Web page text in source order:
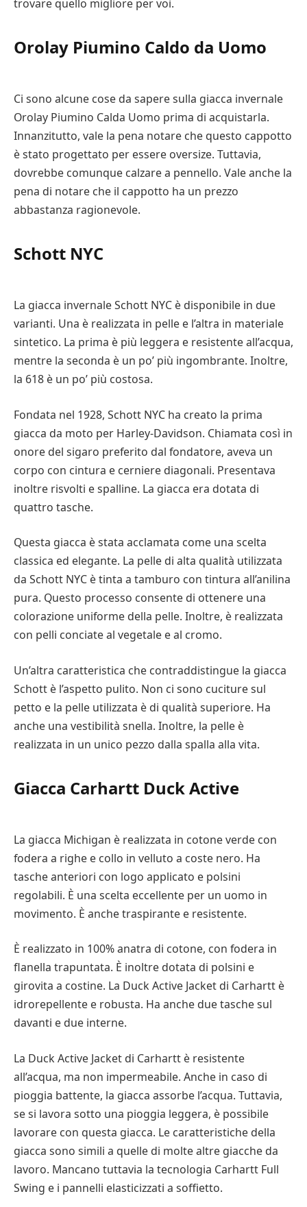
trovare quello migliore per voi.
Orolay Piumino Caldo da Uomo
Ci sono alcune cose da sapere sulla giacca invernale
Orolay Piumino Calda Uomo prima di acquistarla.
Innanzitutto, vale la pena notare che questo cappotto
è stato progettato per essere oversize. Tuttavia,
dovrebbe comunque calzare a pennello. Vale anche la
pena di notare che il cappotto ha un prezzo
abbastanza ragionevole.
Schott NYC
La giacca invernale Schott NYC è disponibile in due
varianti. Una è realizzata in pelle e l’altra in materiale
sintetico. La prima è più leggera e resistente all’acqua,
mentre la seconda è un po’ più ingombrante. Inoltre,
la 618 è un po’ più costosa.
Fondata nel 1928, Schott NYC ha creato la prima
giacca da moto per Harley-Davidson. Chiamata così in
onore del sigaro preferito dal fondatore, aveva un
corpo con cintura e cerniere diagonali. Presentava
inoltre risvolti e spalline. La giacca era dotata di
quattro tasche.
Questa giacca è stata acclamata come una scelta
classica ed elegante. La pelle di alta qualità utilizzata
da Schott NYC è tinta a tamburo con tintura all’anilina
pura. Questo processo consente di ottenere una
colorazione uniforme della pelle. Inoltre, è realizzata
con pelli conciate al vegetale e al cromo.
Un’altra caratteristica che contraddistingue la giacca
Schott è l’aspetto pulito. Non ci sono cuciture sul
petto e la pelle utilizzata è di qualità superiore. Ha
anche una vestibilità snella. Inoltre, la pelle è
realizzata in un unico pezzo dalla spalla alla vita.
Giacca Carhartt Duck Active
La giacca Michigan è realizzata in cotone verde con
fodera a righe e collo in velluto a coste nero. Ha
tasche anteriori con logo applicato e polsini
regolabili. È una scelta eccellente per un uomo in
movimento. È anche traspirante e resistente.
È realizzato in 100% anatra di cotone, con fodera in
flanella trapuntata. È inoltre dotata di polsini e
girovita a costine. La Duck Active Jacket di Carhartt è
idrorepellente e robusta. Ha anche due tasche sul
davanti e due interne.
La Duck Active Jacket di Carhartt è resistente
all’acqua, ma non impermeabile. Anche in caso di
pioggia battente, la giacca assorbe l’acqua. Tuttavia,
se si lavora sotto una pioggia leggera, è possibile
lavorare con questa giacca. Le caratteristiche della
giacca sono simili a quelle di molte altre giacche da
lavoro. Mancano tuttavia la tecnologia Carhartt Full
Swing e i pannelli elasticizzati a soffietto.